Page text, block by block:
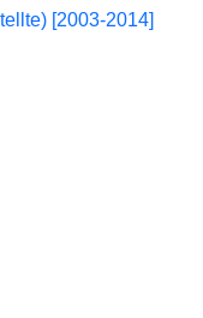
[2003-2014]